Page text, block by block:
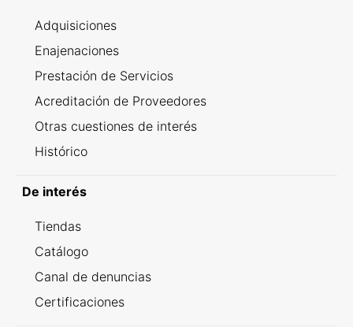
Adquisiciones
Enajenaciones
Prestación de Servicios
Acreditación de Proveedores
Otras cuestiones de interés
Histórico
De interés
Tiendas
Catálogo
Canal de denuncias
Certificaciones